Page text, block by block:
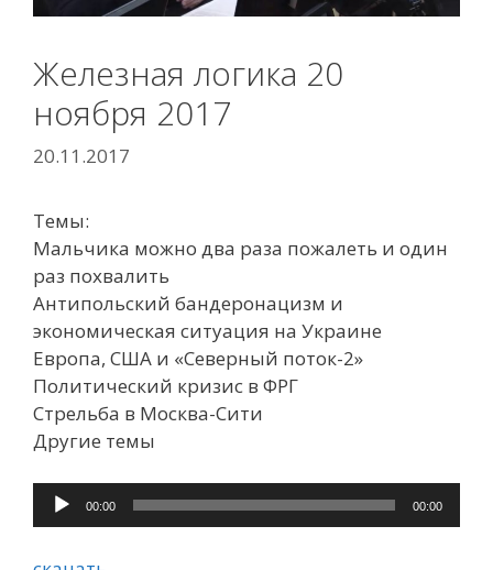
Железная логика 20
ноября 2017
20.11.2017
Темы:
Мальчика можно два раза пожалеть и один
раз похвалить
Антипольский бандеронацизм и
экономическая ситуация на Украине
Европа, США и «Северный поток-2»
Политический кризис в ФРГ
Стрельба в Москва-Сити
Другие темы
Аудиоплеер
00:00 00:00